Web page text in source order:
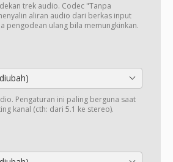
trek audio. Codec "Tanpa
aliran audio dari berkas input
pengodean ulang bila memungkinkan.
Pengaturan ini paling berguna saat
kanal (cth: dari 5.1 ke stereo).